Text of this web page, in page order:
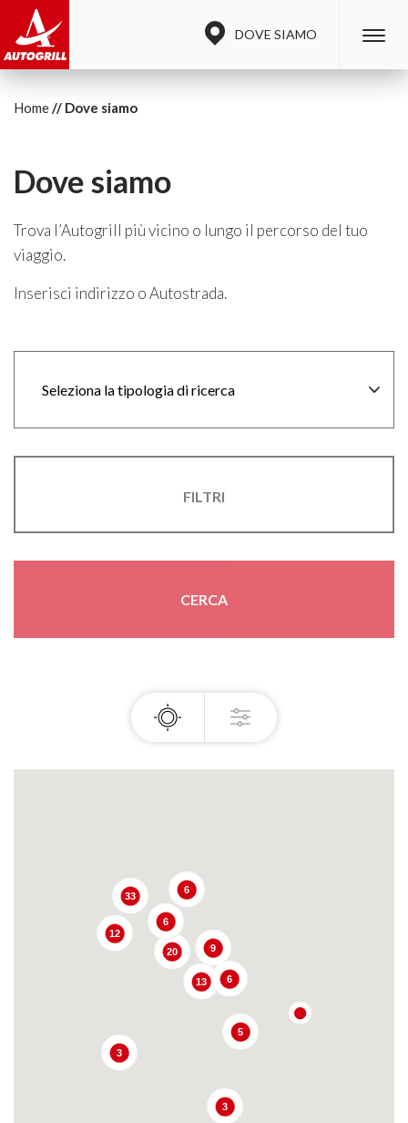
DOVE SIAMO
Home Dove siamo
Dove siamo
Trova l’Autogrill più vicino o lungo il percorso del tuo
viaggio.
Inserisci indirizzo o Autostrada.
FILTRI
13
12
33
20
6
6
9
5
6
3
3